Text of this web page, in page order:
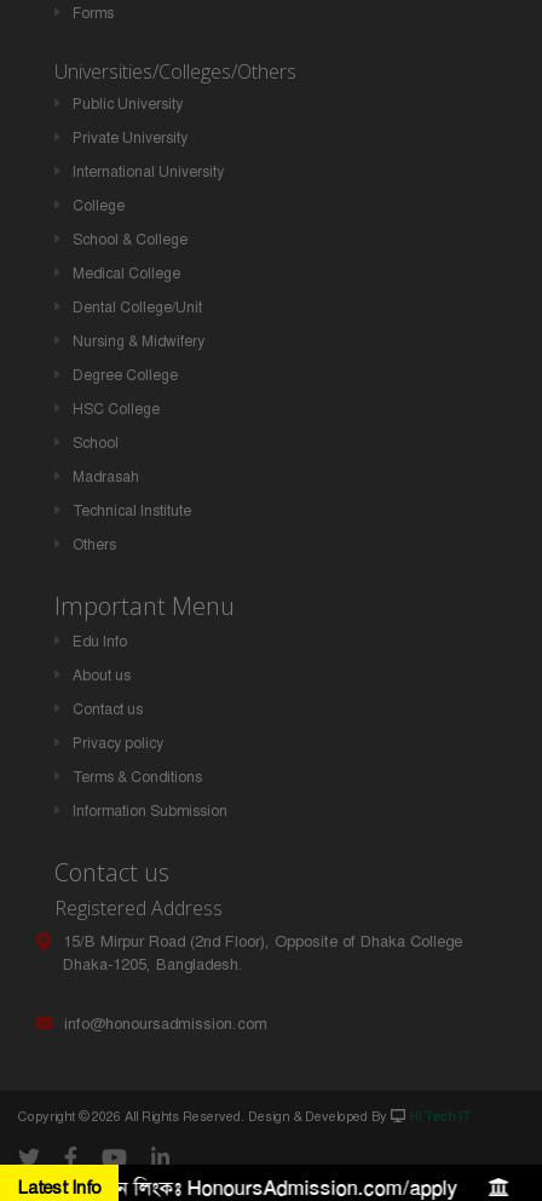
Latest Info
টাকা। আবেদন লিংকঃ HonoursAdmission.com/apply
Forms
Universities/Colleges/Others
Public University
Private University
International University
College
School & College
Medical College
Dental College/Unit
Nursing & Midwifery
Degree College
HSC College
School
Madrasah
Technical Institute
Others
Important Menu
Edu Info
About us
Contact us
Privacy policy
Terms & Conditions
Information Submission
Contact us
Registered Address
15/B Mirpur Road (2nd Floor), Opposite of Dhaka College
Dhaka-1205, Bangladesh.
info@honoursadmission.com
Copyright ©2026 All Rights Reserved. Design & Developed By Hi Tech IT